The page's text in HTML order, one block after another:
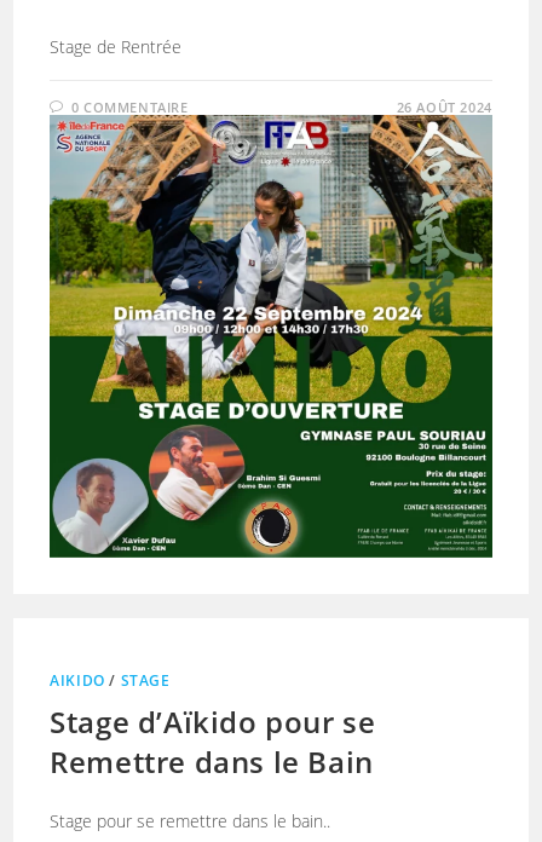
Stage de Rentrée
0 COMMENTAIRE 26 AOÛT 2024
AIKIDO / STAGE
Stage d’Aïkido pour se
Remettre dans le Bain
Stage pour se remettre dans le bain..